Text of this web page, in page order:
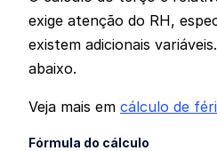
exige atenção do RH,
existem adicionais
abaixo.
Veja mais em cálculo de
Fórmula do cálculo